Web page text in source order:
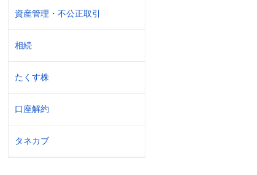
資産管理・不公正取引
相続
たくす株
口座解約
タネカブ